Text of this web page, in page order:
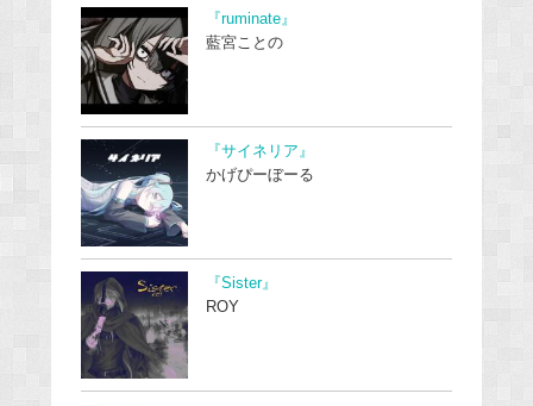
『ruminate』
藍宮ことの
『サイネリア』
かげぴーぼーる
『Sister』
ROY